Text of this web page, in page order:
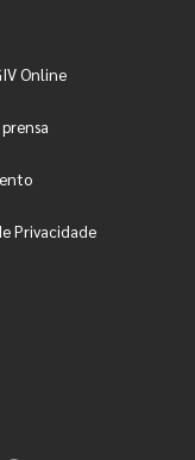
Online
Privacidade